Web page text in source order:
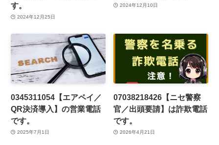
す。
2024年12月25日
2024年12月10日
0345311054【エアペイ／
QR決済導入】の営業電話
です。
2025年7月1日
07038218426【ニセ警察
官／出頭要請】は詐欺電話
です。
2026年4月21日